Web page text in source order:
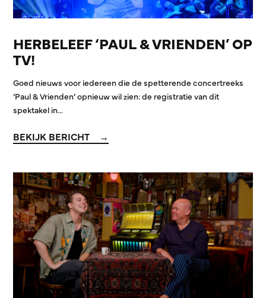
HERBELEEF ‘PAUL & VRIENDEN’ OP
TV!
Goed nieuws voor iedereen die de spetterende concertreeks
‘Paul & Vrienden’ opnieuw wil zien: de registratie van dit
spektakel in…
BEKIJK BERICHT